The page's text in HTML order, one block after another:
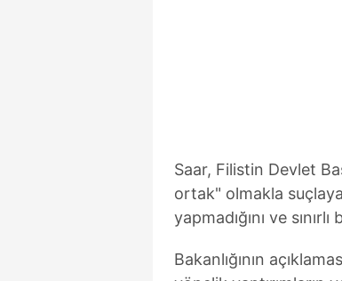
Saar, Filistin Devlet
ortak" olmakla
yapmadığını ve
Bakanlığının